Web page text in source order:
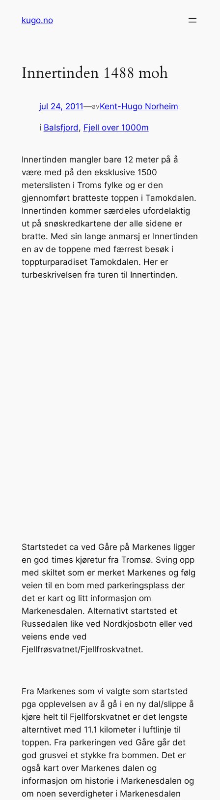
kugo.no
Innertinden 1488 moh
jul 24, 2011—avKent-Hugo Norheim
i Balsfjord, Fjell over 1000m
Innertinden mangler bare 12 meter på å
være med på den eksklusive 1500
meterslisten i Troms fylke og er den
gjennomført bratteste toppen i Tamokdalen.
Innertinden kommer særdeles ufordelaktig
ut på snøskredkartene der alle sidene er
bratte. Med sin lange anmarsj er Innertinden
en av de toppene med færrest besøk i
toppturparadiset Tamokdalen. Her er
turbeskrivelsen fra turen til Innertinden.
Startstedet ca ved Gåre på Markenes ligger
en god times kjøretur fra Tromsø. Sving opp
med skiltet som er merket Markenes og følg
veien til en bom med parkeringsplass der
det er kart og litt informasjon om
Markenesdalen. Alternativt startsted et
Russedalen like ved Nordkjosbotn eller ved
veiens ende ved
Fjellfrøsvatnet/Fjellfroskvatnet.
Fra Markenes som vi valgte som startsted
pga opplevelsen av å gå i en ny dal/slippe å
kjøre helt til Fjellforskvatnet er det lengste
alterntivet med 11.1 kilometer i luftlinje til
toppen. Fra parkeringen ved Gåre går det
god grusvei et stykke fra bommen. Det er
også kart over Markenes dalen og
informasjon om historie i Markenesdalen og
om noen severdigheter i Markenesdalen